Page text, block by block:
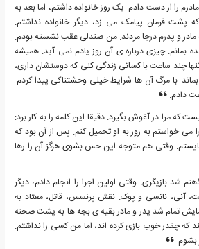
را از دست دادم. یک روز خانواده داشتم، اما بعد به
پشت فرمان پیامک می زد، دیگر خانواده نداشتم.
مادر و پدرم درجا مردند. من صندلی عقب نشسته بودم.
چیزی درباره ی آن روز یادم نمی آید. همیشه
چند ساعت با کسانی زندگی کنی که دوستشان داری،
با مرگ آن ها شرایط خیلی وحشتناکی پیدا کردم.
دادم.
مرا در آغوش بگیرد. دقیقا این کلمه را به کار برد:
خواستم به زور به او تحمیل کنم. پس از آن بود که
وقتی هم متوجه این حس بشوی هرگز آن را رها
شد بازیگری. وقتی اولین اجرا را انجام دادم، دیگر
آنی، نانسی و پوک. نقش پرنسس، قاتل، معتاد به
تمام شد پدر و مادر بقیه ی بچه ها به پشت صحنه
که چقدر خوب بازی کرده اند، اما من کسی را نداشتم.